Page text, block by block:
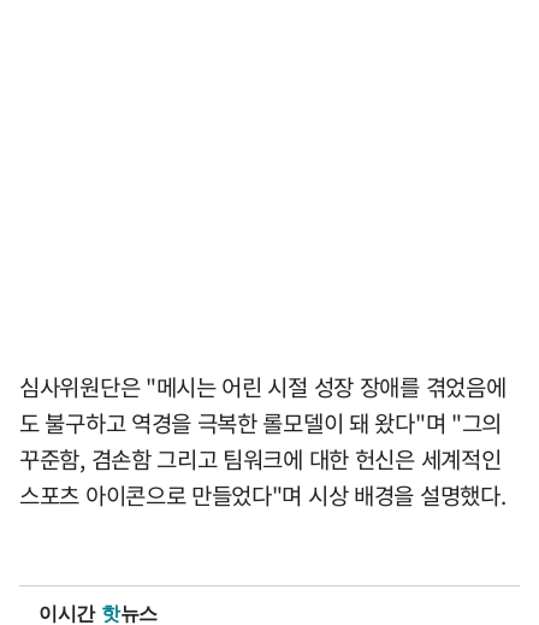
심사위원단은 "메시는 어린 시절 성장 장애를 겪었음에
도 불구하고 역경을 극복한 롤모델이 돼 왔다"며 "그의
꾸준함, 겸손함 그리고 팀워크에 대한 헌신은 세계적인
스포츠 아이콘으로 만들었다"며 시상 배경을 설명했다.
이시간 핫뉴스